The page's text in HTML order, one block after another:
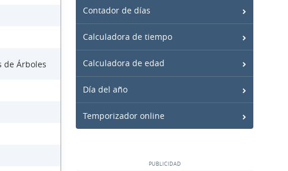
de Árboles
Contador de días
Calculadora de tiempo
Calculadora de edad
Día del año
Temporizador online